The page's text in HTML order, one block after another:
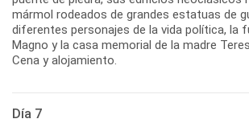
mármol rodeados de grandes estatuas de
diferentes personajes de la vida política, la
Magno y la casa memorial de la madre
Día 7